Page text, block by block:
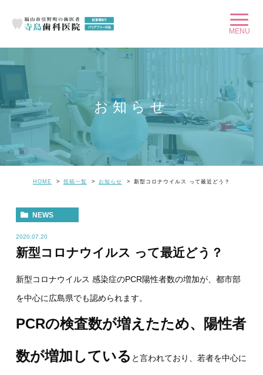
お知らせ
HOME 投稿一覧 お知らせ 新型コロナウイルス って最近どう？
NEWS
2020.07.20
新型コロナウイルス って最近どう？
新型コロナウイルス 感染症のPCR陽性者数の増加が、都市部
を中心に広島県でも認められます。
PCRの検査数が増えたため、陽性者
数が増加している と言われており、若者を中心に